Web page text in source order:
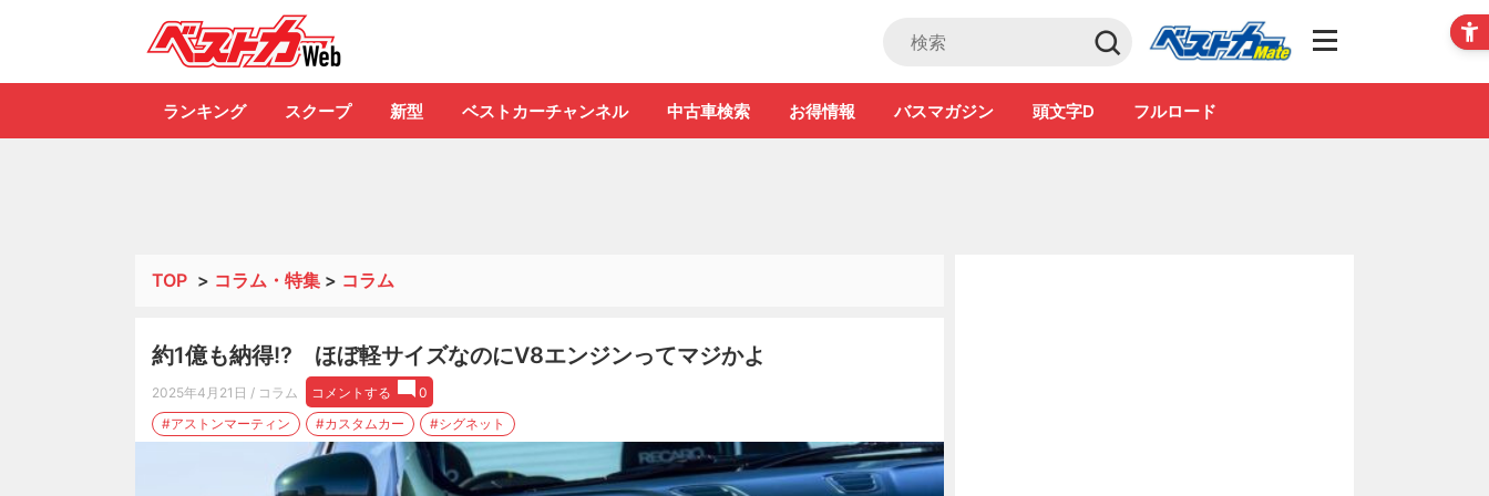
Club
ランキング スクープ 新型 ベストカーチャンネル 中古車検索 お得情報 バスマガジン 頭文字D フルロード
TOP > コラム・特集 > コラム
約1億も納得!? ほぼ軽サイズなのにV8エンジンってマジかよ
2025年4月21日 / コラム コメントする
0
#アストンマーティン
#カスタムカー #シグネット